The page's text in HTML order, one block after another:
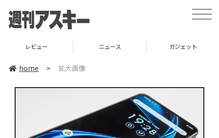
toggle
レビュー ニュース ガジェット
home > 拡大画像